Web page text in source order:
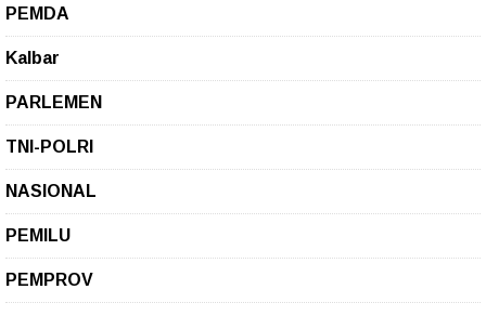
PEMDA
Kalbar
PARLEMEN
TNI-POLRI
NASIONAL
PEMILU
PEMPROV